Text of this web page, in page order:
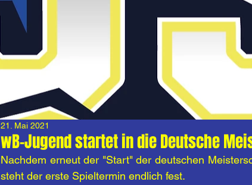
wB-Jugend startet in die Deutsche
21. Mai 2021
Nachdem erneut der "Start" der deutschen
steht der erste Spieltermin endlich fest.